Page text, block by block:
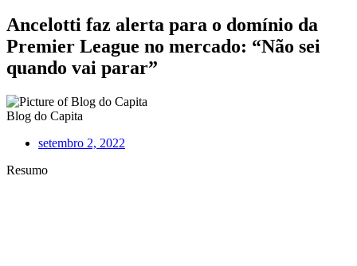
Ancelotti faz alerta para o domínio da
Premier League no mercado: “Não sei
quando vai parar”
Blog do Capita
setembro 2, 2022
Resumo